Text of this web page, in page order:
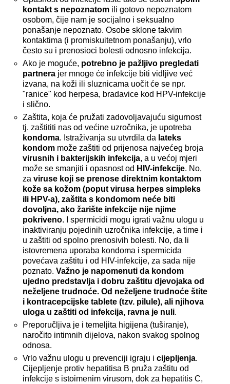
kontakt s nepoznatom ili gotovo nepoznatom
osobom, čije nam je socijalno i seksualno
ponašanje nepoznato. Osobe sklone takvim
kontaktima (i promiskuitetnom ponašanju), vrlo
često su i prenosioci bolesti odnosno infekcija.
Ako je moguće, potrebno je pažljivo pregledati
partnera jer mnoge će infekcije biti vidljive već
izvana, na koži ili sluznicama uočit će se npr.
"ranice" kod herpesa, bradavice kod HPV-infekcije
i slično.
Zaštita, koja će pružati zadovoljavajuću sigurnost
tj. zaštititi nas od većine uzročnika, je upotreba
kondoma. Istraživanja su utvrdila da lateks
kondom može zaštiti od prijenosa najvećeg broja
virusnih i bakterijskih infekcija, a u većoj mjeri
može se smanjiti i opasnost od HIV-infekcije. No,
za viruse koji se prenose direktnim kontaktom
kože sa kožom (poput virusa herpes simpleks
ili HPV-a), zaštita s kondomom neće biti
dovoljna, ako žarište infekcije nije njime
pokriveno. I spermicidi mogu igrati važnu ulogu u
inaktiviranju pojedinih uzročnika infekcije, a time i
u zaštiti od spolno prenosivih bolesti. No, da li
istovremena uporaba kondoma i spermicida
povećava zaštitu i od HIV-infekcije, za sada nije
poznato. Važno je napomenuti da kondom
ujedno predstavlja i dobru zaštitu djevojaka od
neželjene trudnoće. Od neželjene trudnoće štite
i kontracepcijske tablete (tzv. pilule), ali njihova
uloga u zaštiti od infekcija, ravna je nuli.
Preporučljiva je i temeljita higijena (tuširanje),
naročito intimnih dijelova, nakon svakog spolnog
odnosa.
Vrlo važnu ulogu u prevenciji igraju i cijepljenja.
Cijepljenje protiv hepatitisa B pruža zaštitu od
infekcije s istoimenim virusom, dok za hepatitis C,